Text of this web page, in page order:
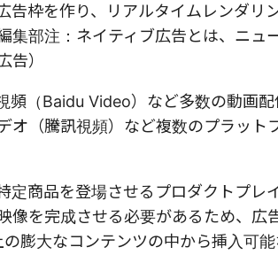
告枠を作り、リアルタイムレンダリ
集部注：ネイティブ広告とは、ニュ
告）
頻（Baidu Video）など多数の動画
オ（騰訊視頻）など複数のプラット
定商品を登場させるプロダクトプレ
像を完成させる必要があるため、広
膨大なコンテンツの中から挿入可